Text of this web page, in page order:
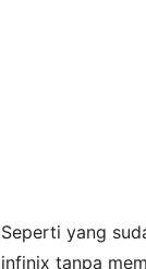
Seperti yang
infinix tanpa